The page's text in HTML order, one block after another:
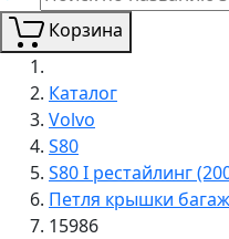
Корзина
Каталог
Volvo
S80
S80 I рестайлинг
Петля крышки
15986